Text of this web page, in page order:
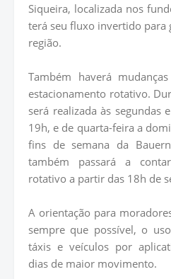
Siqueira, localizada nos
terá seu fluxo invertido para
região.
Também haverá
estacionamento rotativo.
será realizada às segundas
19h, e de quarta-feira a
fins de semana da
também passará a
rotativo a partir das 18h de
A orientação para
sempre que possível, o
táxis e veículos por
dias de maior movimento.